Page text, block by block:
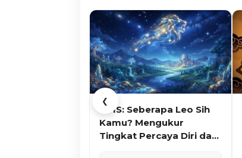
❮
KUIS: Seberapa Leo Sih
Kamu? Mengukur
Tingkat Percaya Diri dan